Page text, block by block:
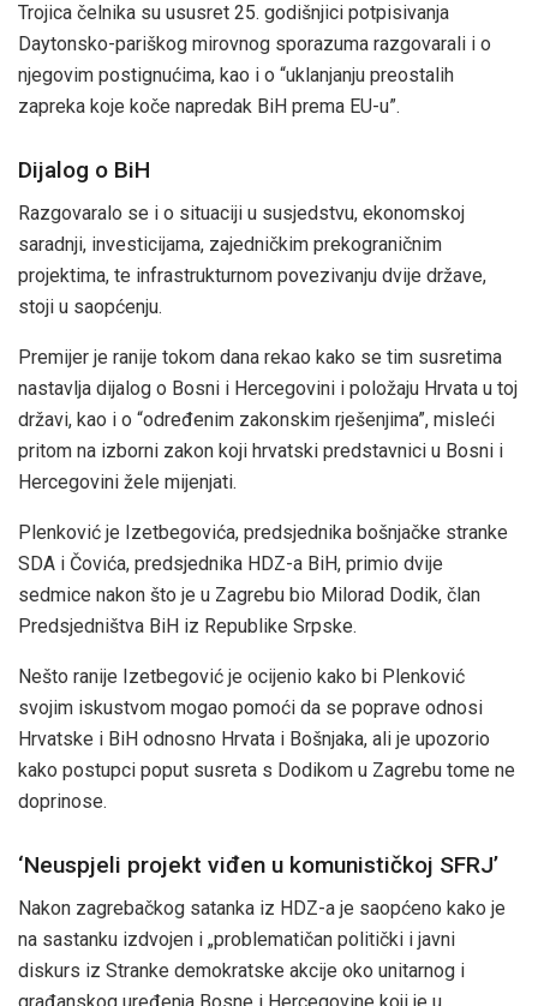
Trojica čelnika su ususret 25. godišnjici potpisivanja
Daytonsko-pariškog mirovnog sporazuma razgovarali i o
njegovim postignućima, kao i o “uklanjanju preostalih
zapreka koje koče napredak BiH prema EU-u”.
Dijalog o BiH
Razgovaralo se i o situaciji u susjedstvu, ekonomskoj
saradnji, investicijama, zajedničkim prekograničnim
projektima, te infrastrukturnom povezivanju dvije države,
stoji u saopćenju.
Premijer je ranije tokom dana rekao kako se tim susretima
nastavlja dijalog o Bosni i Hercegovini i položaju Hrvata u toj
državi, kao i o “određenim zakonskim rješenjima”, misleći
pritom na izborni zakon koji hrvatski predstavnici u Bosni i
Hercegovini žele mijenjati.
Plenković je Izetbegovića, predsjednika bošnjačke stranke
SDA i Čovića, predsjednika HDZ-a BiH, primio dvije
sedmice nakon što je u Zagrebu bio Milorad Dodik, član
Predsjedništva BiH iz Republike Srpske.
Nešto ranije Izetbegović je ocijenio kako bi Plenković
svojim iskustvom mogao pomoći da se poprave odnosi
Hrvatske i BiH odnosno Hrvata i Bošnjaka, ali je upozorio
kako postupci poput susreta s Dodikom u Zagrebu tome ne
doprinose.
‘Neuspjeli projekt viđen u komunističkoj SFRJ’
Nakon zagrebačkog satanka iz HDZ-a je saopćeno kako je
na sastanku izdvojen i „problematičan politički i javni
diskurs iz Stranke demokratske akcije oko unitarnog i